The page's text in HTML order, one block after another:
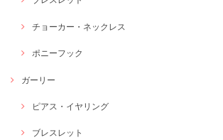
チョーカー・ネックレス
ポニーフック
ガーリー
ピアス・イヤリング
ブレスレット